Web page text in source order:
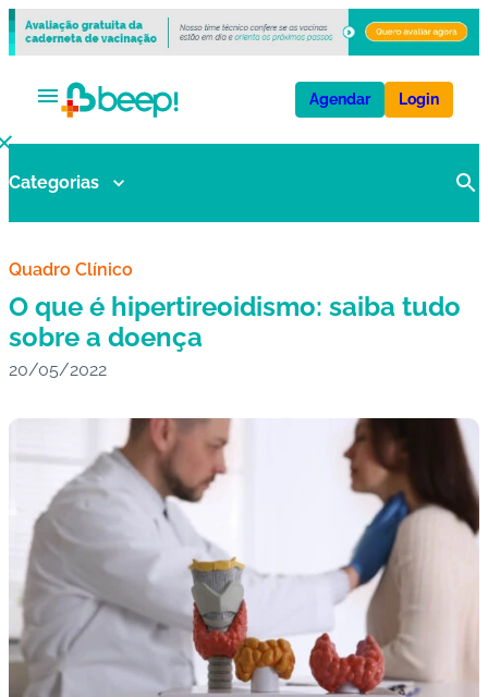
V
a
n
s
E
e
m
n
o
Agendar Login
Categorias
Quadro Clínico
O que é hipertireoidismo: saiba tudo
sobre a doença
20/05/2022